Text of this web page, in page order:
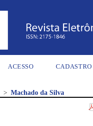
ACESSO
CADASTRO
> Machado da Silva